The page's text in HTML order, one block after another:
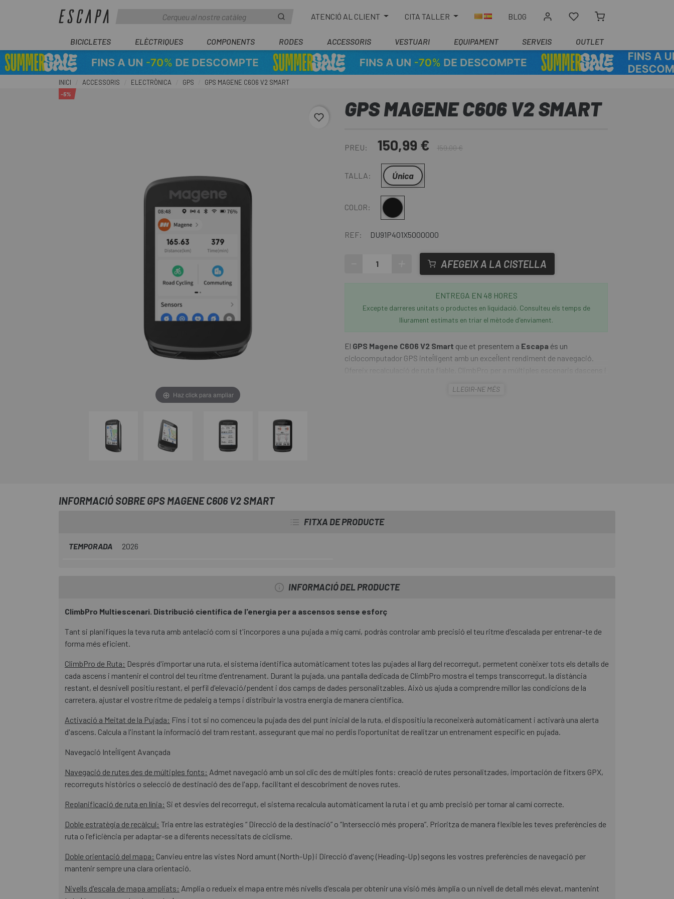
ATENCIÓ AL CLIENT CITA TALLER BLOG
BICICLETES ELÈCTRIQUES COMPONENTS RODES ACCESSORIS VESTUARI EQUIPAMENT SERVEIS OUTLET
INICI ACCESSORIS ELECTRÒNICA GPS GPS MAGENE C606 V2 SMART
favorite_border
-5%
Haz click para ampliar
GPS MAGENE C606 V2 SMART
PREU: 150,99 € 159,00 €
TALLA: Única
COLOR: Negre
REF: DU91P401X5000000
AFEGEIX A LA CISTELLA
ENTREGA EN 48 HORES
Excepte darreres unitats o productes en liquidació. Consulteu els temps de
lliurament estimats en triar el mètode d'enviament.
El GPS Magene C606 V2 Smart que et presentem a Escapa és un
ciclocomputador GPS intel·ligent amb un excel·lent rendiment de navegació.
Ofereix recalculació de ruta fiable, ClimbPro per a múltiples escenaris dascens i
sensors i dispositius, creant un ecosistema de ciclisme totalment integrat que
LLEGIR-NE MÉS
INFORMACIÓ SOBRE GPS MAGENE C606 V2 SMART
FITXA DE PRODUCTE
TEMPORADA 2026
INFORMACIÓ DEL PRODUCTE
ClimbPro Multiescenari. Distribució científica de l'energia per a ascensos sense esforç
Tant si planifiques la teva ruta amb antelació com si t'incorpores a una pujada a mig camí, podràs controlar amb precisió el teu ritme d'escalada per entrenar-te de
forma més eficient.
ClimbPro de Ruta: Després d'importar una ruta, el sistema identifica automàticament totes las pujades al llarg del recorregut, permetent conèixer tots els detalls de
cada ascens i mantenir el control del teu ritme d'entrenament. Durant la pujada, una pantalla dedicada de ClimbPro mostra el temps transcorregut, la distància
restant, el desnivell positiu restant, el perfil d'elevació/pendent i dos camps de dades personalitzables. Això us ajuda a comprendre millor las condicions de la
carretera, ajustar el vostre ritme de pedaleig a temps i distribuir la vostra energia de manera científica.
Activació a Meitat de la Pujada: Fins i tot si no comenceu la pujada des del punt inicial de la ruta, el dispositiu la reconeixerà automàticament i activarà una alerta
d'ascens. Calcula a l'instant la informació del tram restant, assegurant que mai no perdis l'oportunitat de realitzar un entrenament específic en pujada.
Navegació Intel·ligent Avançada
Navegació de rutes des de múltiples fonts: Admet navegació amb un sol clic des de múltiples fonts: creació de rutes personalitzades, importación de fitxers GPX,
recorreguts històrics o selecció de destinació des de l'app, facilitant el descobriment de noves rutes.
Replanificació de ruta en línia: Si et desvies del recorregut, el sistema recalcula automàticament la ruta i et gu amb precisió per tornar al camí correcte.
Doble estratègia de recàlcul: Tria entre las estratègies “ Direcció de la destinació” o “Intersecció més propera”. Prioritza de manera flexible les teves preferències de
ruta o l'eficiència per adaptar-se a diferents necessitats de ciclisme.
Doble orientació del mapa: Canvieu entre las vistes Nord amunt (North-Up) i Direcció d'avenç (Heading-Up) segons les vostres preferències de navegació per
mantenir sempre una clara orientació.
Nivells d'escala de mapa ampliats: Amplia o redueix el mapa entre més nivells d'escala per obtenir una visió més àmplia o un nivell de detall més elevat, mantenint